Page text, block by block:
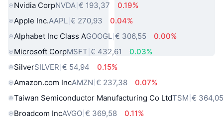
Nvidia CorpNVDA € 193,37
0.19%
Apple Inc.AAPL € 270,93
0.04%
Alphabet Inc Class AGOOGL € 306,55
0.00%
Microsoft CorpMSFT € 432,61
0.03%
SilverSILVER € 54,94
0.15%
Amazon.com IncAMZN € 237,38
0.07%
Taiwan Semiconductor Manufacturing Co LtdTSM €
Broadcom IncAVGO € 369,58
0.11%